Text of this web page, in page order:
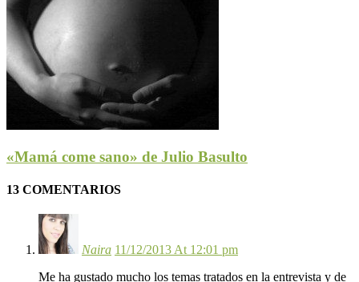
«Mamá come sano» de Julio Basulto
13 COMENTARIOS
Naira 11/12/2013 At 12:01 pm
Me ha gustado mucho los temas tratados en la entrevista y de